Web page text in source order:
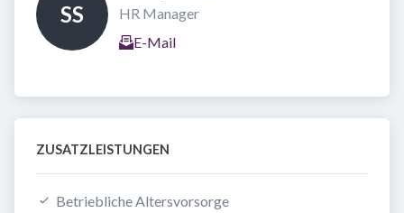
SS
HR Manager
E-Mail
ZUSATZLEISTUNGEN
Betriebliche Altersvorsorge